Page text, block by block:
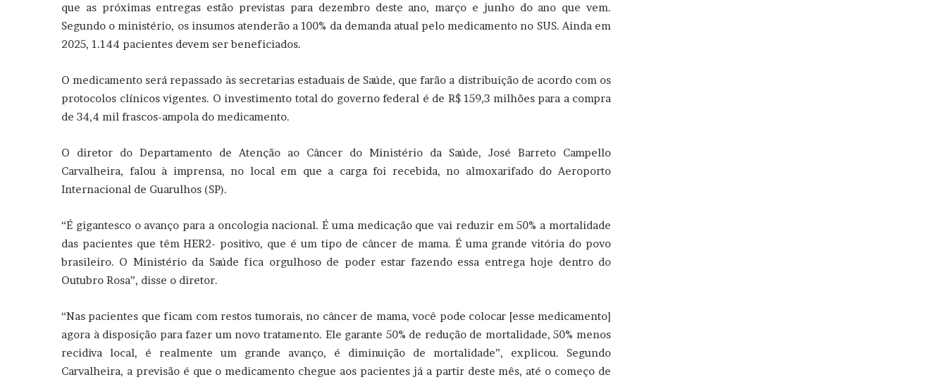
que as próximas entregas estão previstas para dezembro deste ano, março e junho do ano que vem.
Segundo o ministério, os insumos atenderão a 100% da demanda atual pelo medicamento no SUS. Ainda em
2025, 1.144 pacientes devem ser beneficiados.
O medicamento será repassado às secretarias estaduais de Saúde, que farão a distribuição de acordo com os
protocolos clínicos vigentes. O investimento total do governo federal é de R$ 159,3 milhões para a compra
de 34,4 mil frascos-ampola do medicamento.
O diretor do Departamento de Atenção ao Câncer do Ministério da Saúde, José Barreto Campello
Carvalheira, falou à imprensa, no local em que a carga foi recebida, no almoxarifado do Aeroporto
Internacional de Guarulhos (SP).
“É gigantesco o avanço para a oncologia nacional. É uma medicação que vai reduzir em 50% a mortalidade
das pacientes que têm HER2- positivo, que é um tipo de câncer de mama. É uma grande vitória do povo
brasileiro. O Ministério da Saúde fica orgulhoso de poder estar fazendo essa entrega hoje dentro do
Outubro Rosa”, disse o diretor.
“Nas pacientes que ficam com restos tumorais, no câncer de mama, você pode colocar [esse medicamento]
agora à disposição para fazer um novo tratamento. Ele garante 50% de redução de mortalidade, 50% menos
recidiva local, é realmente um grande avanço, é diminuição de mortalidade”, explicou. Segundo
Carvalheira, a previsão é que o medicamento chegue aos pacientes já a partir deste mês, até o começo de